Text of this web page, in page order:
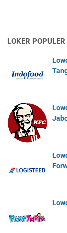
LOKER POPULER